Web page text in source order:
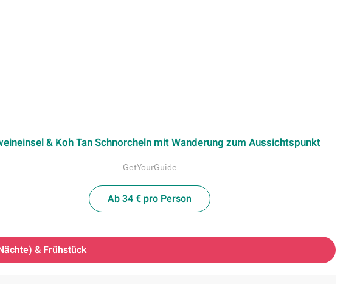
& Koh Tan Schnorcheln mit Wanderung zum Aussichtspunkt
GetYourGuide
Ab 34 € pro Person
& Frühstück